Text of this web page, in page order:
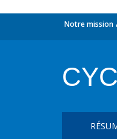
Notre mission